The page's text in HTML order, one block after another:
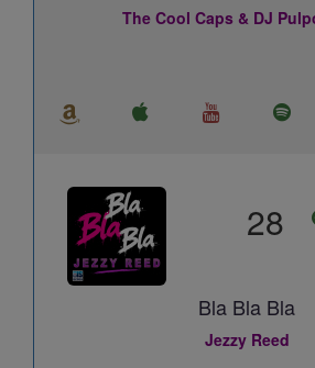
The Cool Caps & DJ
28
Bla Bla Bla
Jezzy Reed